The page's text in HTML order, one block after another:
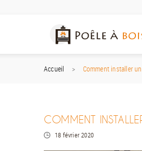
Accueil Comment installer
COMMENT
18 février 2020